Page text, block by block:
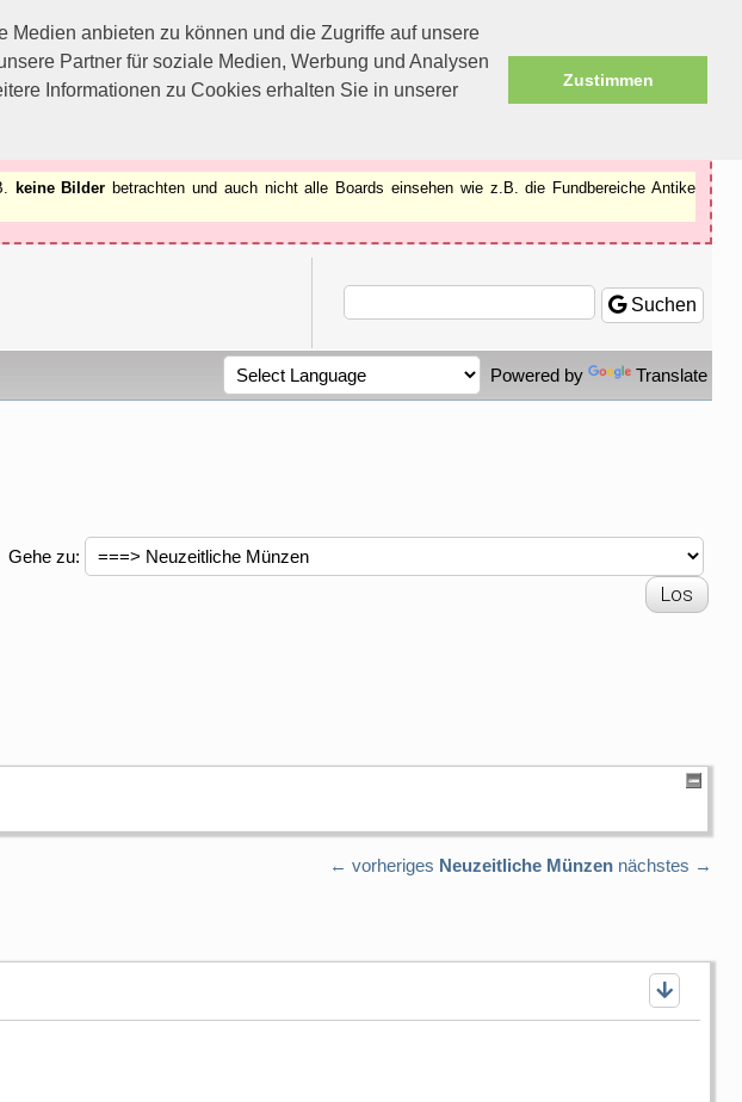
anbieten zu können und die Zugriffe auf unsere
Partner für soziale Medien, Werbung und Analysen
Informationen zu Cookies erhalten Sie in unserer
Zustimmen
keine Bilder betrachten und auch nicht alle Boards einsehen wie z.B. die Fundbereiche Antike
Suchen
Powered by Translate
Gehe zu:
← vorheriges Neuzeitliche Münzen nächstes →